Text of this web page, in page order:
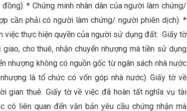
* Chứng minh nhân dân của người làm chứng/
cần phải có người làm chứng/ người phiên dịch). *
việc thực hiện quyền của người sử dụng đất: Giấy tờ
cho thuê, nhận chuyển nhượng mà tiền sử dụng
nhượng không có nguồn gốc từ ngân sách nhà nước
là tổ chức có vốn góp nhà nước). Giấy tờ về
gian thuê. Giấy tờ về việc đã hoàn tất nghĩa vụ tài
có liên quan đến văn bản yêu cầu chứng nhận mà